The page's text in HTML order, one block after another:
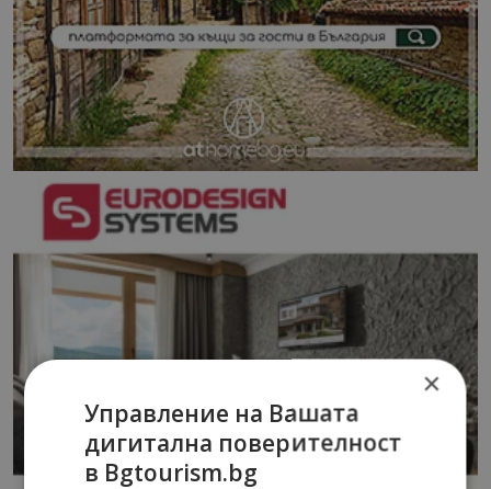
×
Управление на Вашата
дигитална поверителност
в Bgtourism.bg